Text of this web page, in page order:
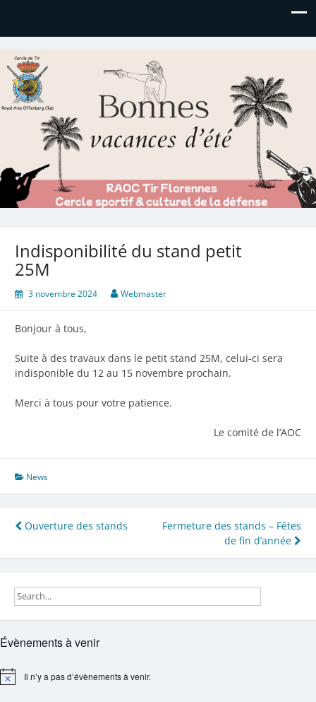
Royal AOC Florennes
Section TIR de l'AVIA
Indisponibilité du stand petit
25M
3 novembre 2024 Webmaster
Bonjour à tous,
Suite à des travaux dans le petit stand 25M, celui-ci sera
indisponible du 12 au 15 novembre prochain.
Merci à tous pour votre patience.
Le comité de l’AOC
News
Navigation
de
Ouverture des stands
Fermeture des stands – Fêtes
de fin d’année
Évènements à venir
Notice Il n’y a pas d’évènements à venir.